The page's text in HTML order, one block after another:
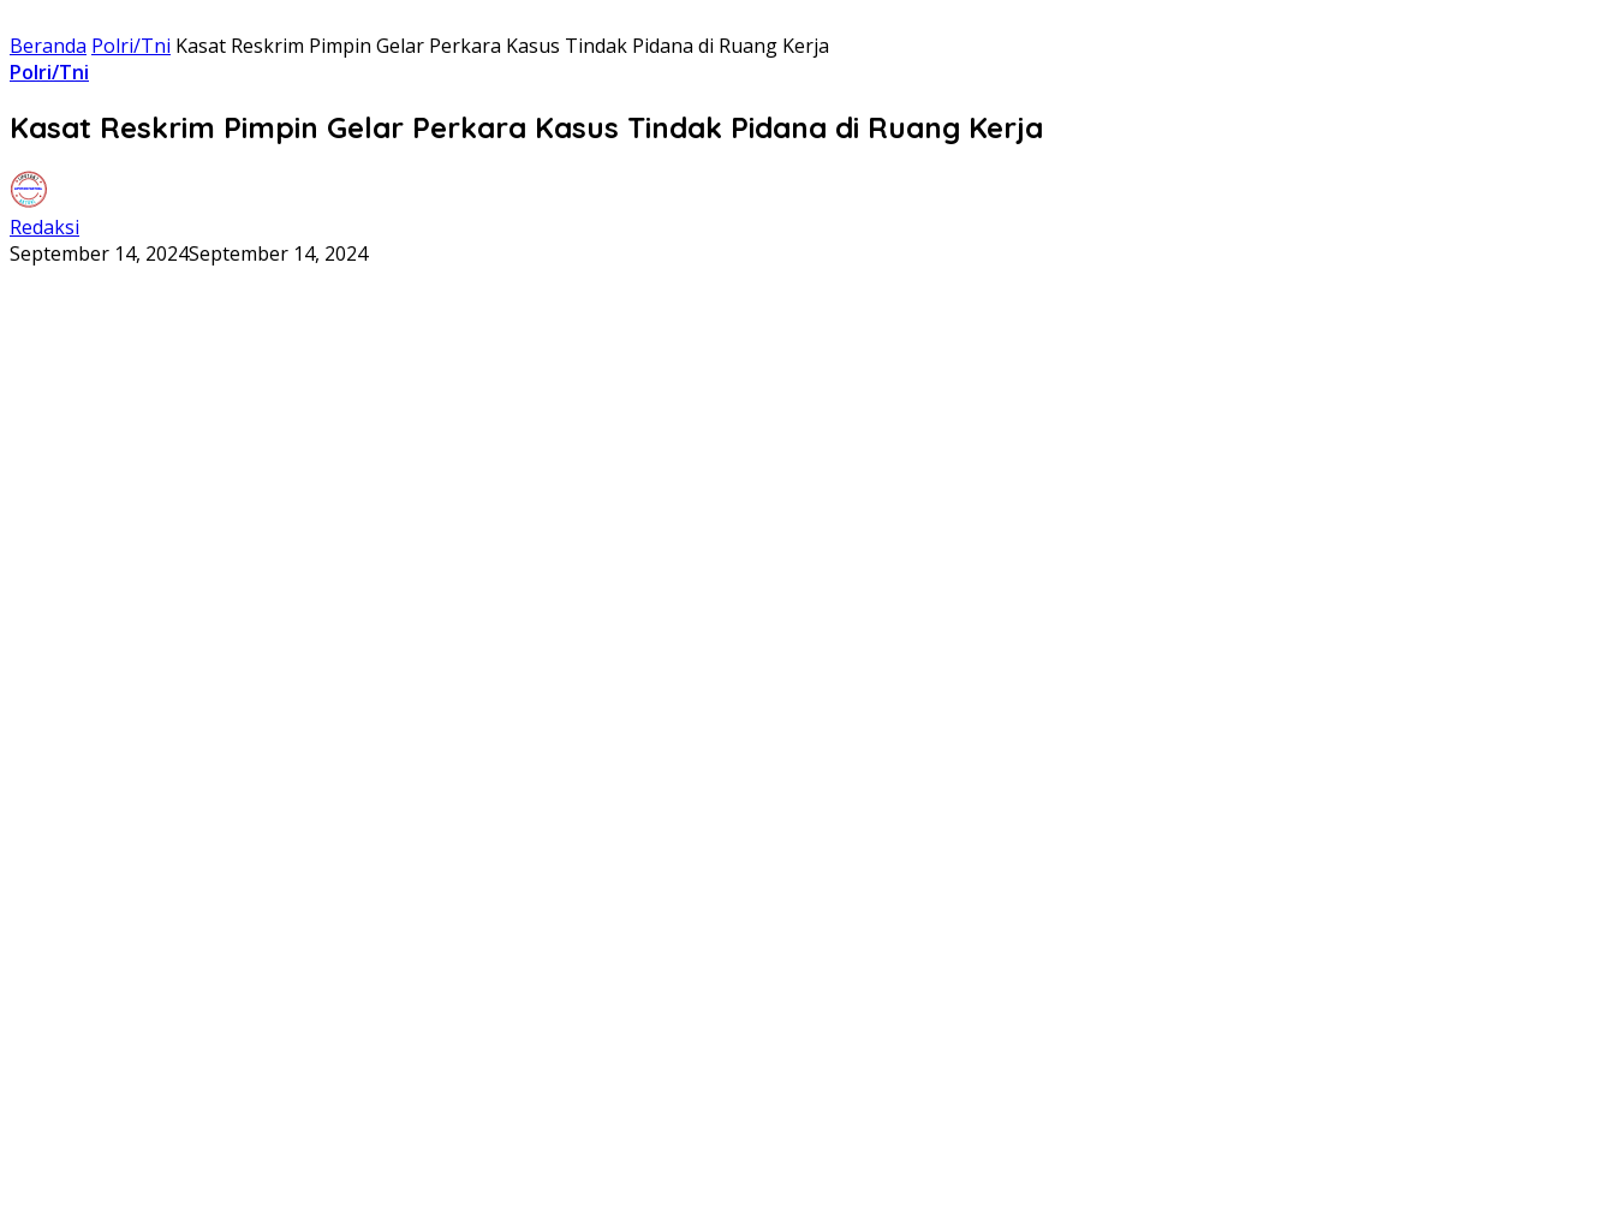
Beranda Polri/Tni Kasat Reskrim Pimpin Gelar Perkara Kasus Tindak Pidana di Ruang Kerja
Polri/Tni
Kasat Reskrim Pimpin Gelar Perkara Kasus Tindak Pidana di Ruang Kerja
Redaksi
September 14, 2024September 14, 2024